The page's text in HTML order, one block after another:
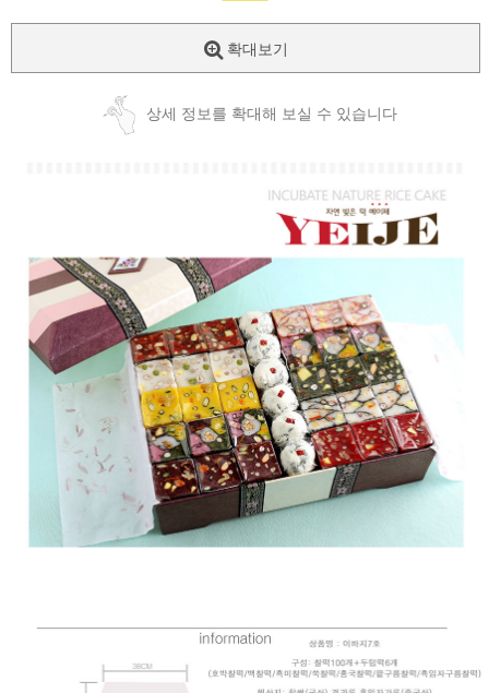
확대보기
상세 정보를 확대해 보실 수 있습니다